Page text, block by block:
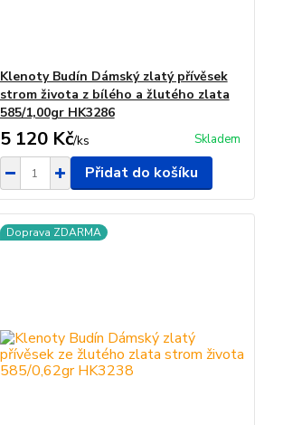
Klenoty Budín Dámský zlatý přívěsek
strom života z bílého a žlutého zlata
585/1,00gr HK3286
5 120 Kč/ks Skladem
Přidat do košíku
Doprava ZDARMA